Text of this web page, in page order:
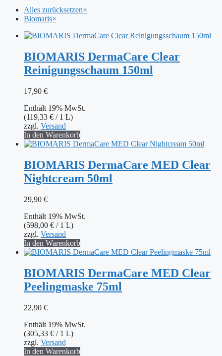
Alles zurücksetzen×
Biomaris×
BIOMARIS DermaCare Clear
Reinigungsschaum 150ml
17,90 €
Enthält 19% MwSt.
(119,33 € / 1 L)
zzgl. Versand
In den Warenkorb
BIOMARIS DermaCare MED Clear
Nightcream 50ml
29,90 €
Enthält 19% MwSt.
(598,00 € / 1 L)
zzgl. Versand
In den Warenkorb
BIOMARIS DermaCare MED Clear
Peelingmaske 75ml
22,90 €
Enthält 19% MwSt.
(305,33 € / 1 L)
zzgl. Versand
In den Warenkorb